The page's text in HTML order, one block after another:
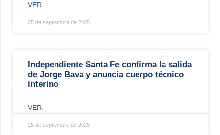
VER.
25 de septiembre de 2025
Independiente Santa Fe confirma la salida
de Jorge Bava y anuncia cuerpo técnico
interino
VER.
25 de septiembre de 2025